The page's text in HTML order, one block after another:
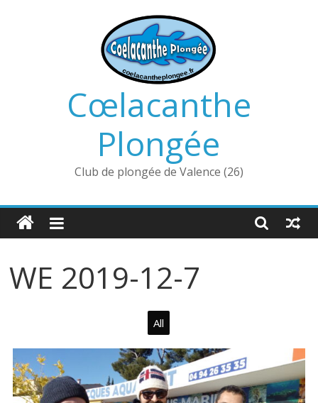
Cœlacanthe
Plongée
Club de plongée de Valence (26)
WE 2019-12-7
All